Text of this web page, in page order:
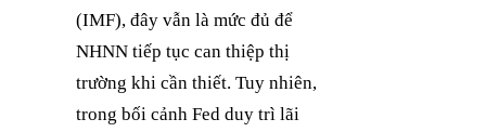
(IMF), đây vẫn là mức đủ để
NHNN tiếp tục can thiệp thị
trường khi cần thiết. Tuy nhiên,
trong bối cảnh Fed duy trì lãi